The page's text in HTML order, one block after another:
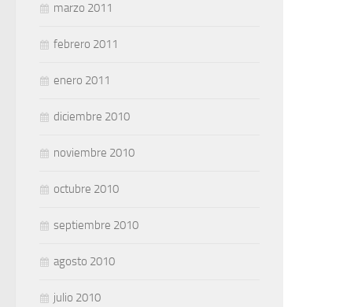
marzo 2011
febrero 2011
enero 2011
diciembre 2010
noviembre 2010
octubre 2010
septiembre 2010
agosto 2010
julio 2010